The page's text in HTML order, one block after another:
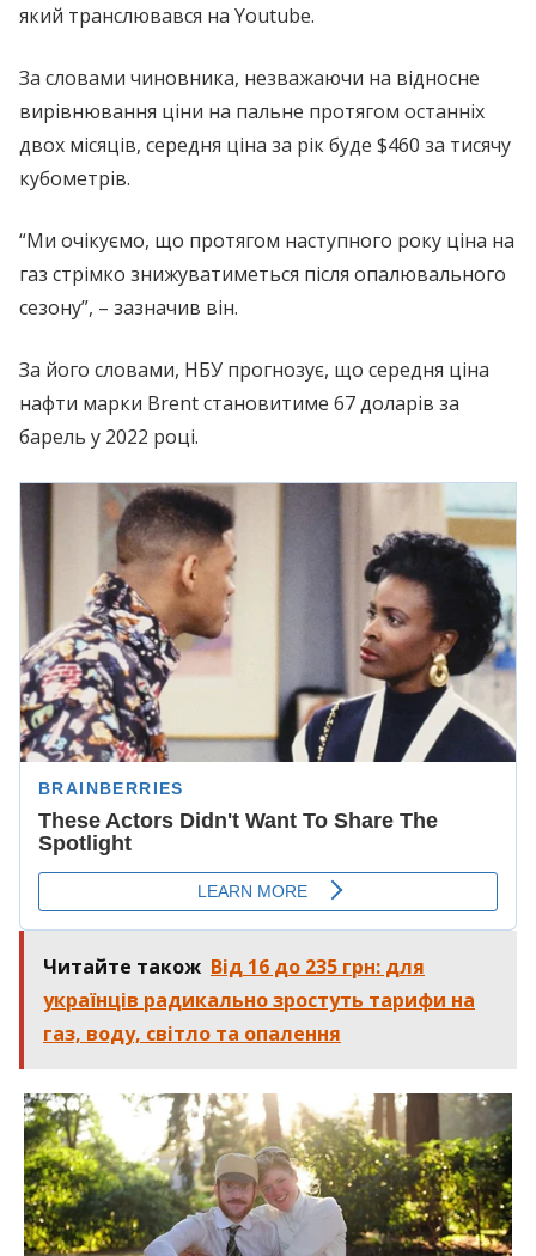
який транслювався на Youtube.
За словами чиновника, незважаючи на відносне
вирівнювання ціни на пальне протягом останніх
двох місяців, середня ціна за рік буде $460 за тисячу
кубометрів.
“Ми очікуємо, що протягом наступного року ціна на
газ стрімко знижуватиметься після опалювального
сезону”, – зазначив він.
За його словами, НБУ прогнозує, що середня ціна
нафти марки Brent становитиме 67 доларів за
барель у 2022 році.
Читайте також Від 16 до 235 грн: для
українців радикально зростуть тарифи на
газ, воду, світло та опалення